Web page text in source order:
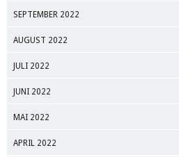
SEPTEMBER 2022
AUGUST 2022
JULI 2022
JUNI 2022
MAI 2022
APRIL 2022